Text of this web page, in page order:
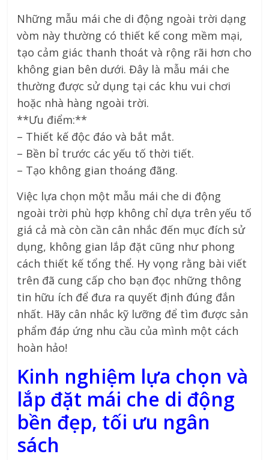
Những mẫu mái che di động ngoài trời dạng
vòm này thường có thiết kế cong mềm mại,
tạo cảm giác thanh thoát và rộng rãi hơn cho
không gian bên dưới. Đây là mẫu mái che
thường được sử dụng tại các khu vui chơi
hoặc nhà hàng ngoài trời.
**Ưu điểm:**
– Thiết kế độc đáo và bắt mắt.
– Bền bỉ trước các yếu tố thời tiết.
– Tạo không gian thoáng đãng.
Việc lựa chọn một mẫu mái che di động
ngoài trời phù hợp không chỉ dựa trên yếu tố
giá cả mà còn cần cân nhắc đến mục đích sử
dụng, không gian lắp đặt cũng như phong
cách thiết kế tổng thể. Hy vọng rằng bài viết
trên đã cung cấp cho bạn đọc những thông
tin hữu ích để đưa ra quyết định đúng đắn
nhất. Hãy cân nhắc kỹ lưỡng để tìm được sản
phẩm đáp ứng nhu cầu của mình một cách
hoàn hảo!
Kinh nghiệm lựa chọn và
lắp đặt mái che di động
bền đẹp, tối ưu ngân
sách